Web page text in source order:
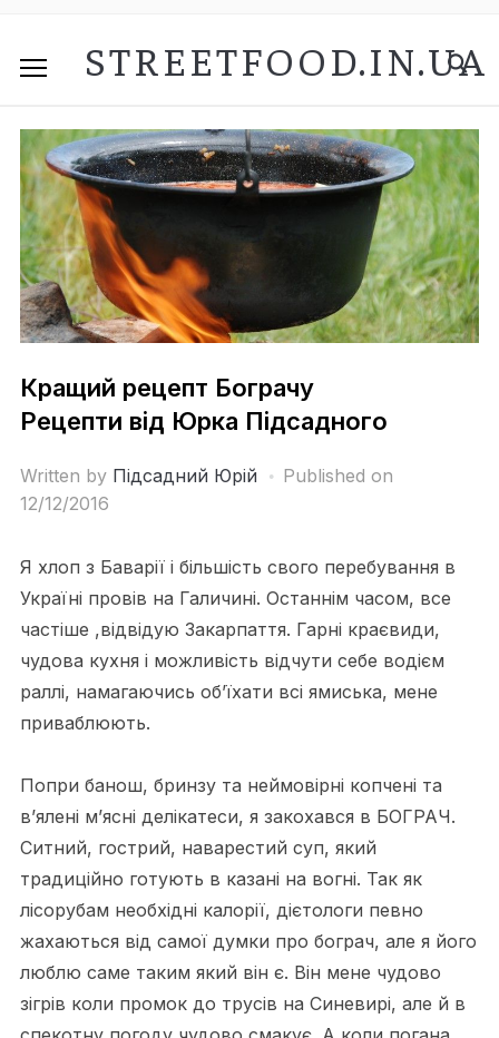
STREETFOOD.IN.UA
Кращий рецепт Бограчу
Рецепти від Юрка Підсадного
Written by Підсадний Юрій
Published on
12/12/2016
Я хлоп з Баварії і більшість свого перебування в
Україні провів на Галичині. Останнім часом, все
частіше ,відвідую Закарпаття. Гарні краєвиди,
чудова кухня і можливість відчути себе водієм
раллі, намагаючись об’їхати всі ямиська, мене
приваблюють.
Попри банош, бринзу та неймовірні копчені та
в’ялені м’ясні делікатеси, я закохався в БОГРАЧ.
Ситний, гострий, наварестий суп, який
традиційно готують в казані на вогні. Так як
лісорубам необхідні калорії, дієтологи певно
жахаються від самої думки про бограч, але я його
люблю саме таким який він є. Він мене чудово
зігрів коли промок до трусів на Синевирі, але й в